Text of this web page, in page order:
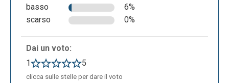
basso
6%
scarso
0%
Dai un voto:
1
5
clicca sulle stelle per dare il voto